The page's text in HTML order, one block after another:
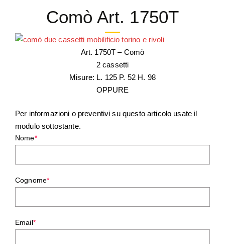
o
n
Comò Art. 1750T
Art. 1750T – Comò
2 cassetti
Misure: L. 125 P. 52 H. 98
OPPURE
Per informazioni o preventivi su questo articolo usate il
modulo sottostante.
Nome*
Cognome*
Email*